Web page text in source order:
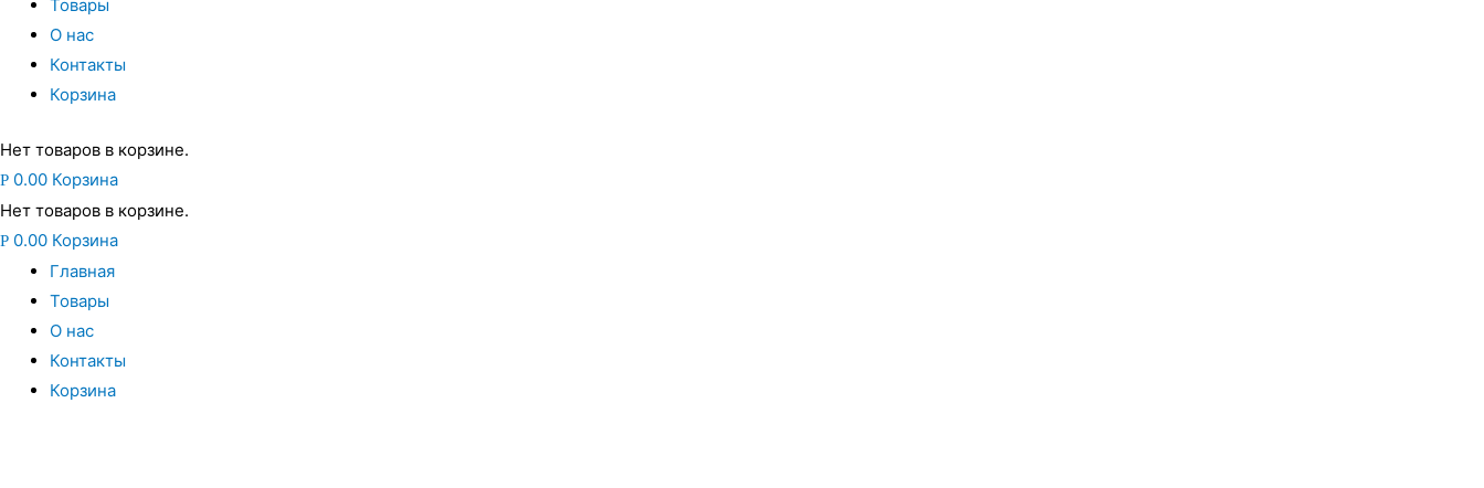
Товары
О нас
Контакты
Корзина
Нет товаров в корзине.
Р 0.00 Корзина
Нет товаров в корзине.
Р 0.00 Корзина
Главная
Товары
О нас
Контакты
Корзина